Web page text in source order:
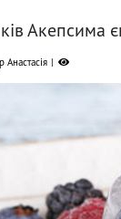
Акепсима
Анастасія